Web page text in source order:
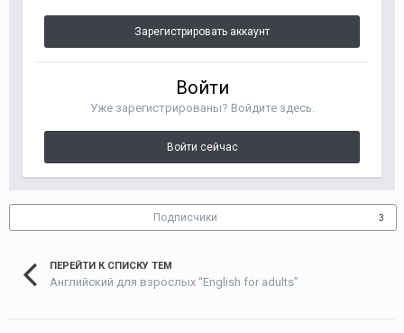
Зарегистрировать аккаунт
Войти
Уже зарегистрированы? Войдите здесь.
Войти сейчас
Подписчики 3
ПЕРЕЙТИ К СПИСКУ ТЕМ
Английский для взрослых “English for adults”